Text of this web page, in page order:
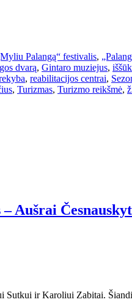
Palangą“ festivalis,
dvarą, Gintaro muziejus,
, reabilitacijos centrai,
, Turizmas, Turizmo reikšmė,
Aušrai
Sutkui ir Karoliui Zabitai.